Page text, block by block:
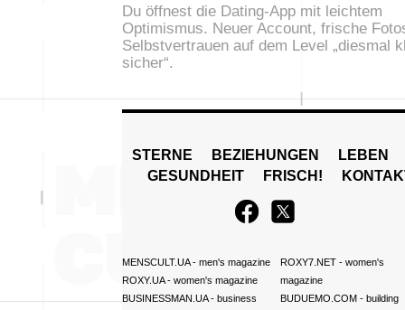
Du öffnest die Dating-App mit leichtem
Optimismus. Neuer Account, frische
Selbstvertrauen auf dem Level „diesmal
sicher“.
STERNE BEZIEHUNGEN
LEBEN
GESUNDHEIT
FRISCH!
MENSCULT.UA- men's magazine
ROXY.UA- women's magazine
BUSINESSMAN.UA- business
ROXY7.NET- women's
magazine
BUDUEMO.COM- building